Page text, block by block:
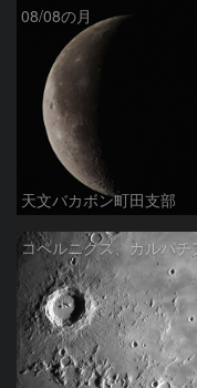
08/08の月
天文バカボン町田支部